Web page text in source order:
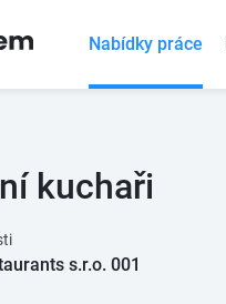
Nabídky práce
kuchaři
s.r.o. 001